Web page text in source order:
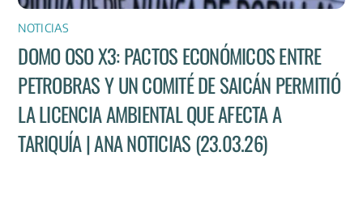
NOTICIAS
DOMO OSO X3: PACTOS ECONÓMICOS ENTRE
PETROBRAS Y UN COMITÉ DE SAICÁN PERMITIÓ
LA LICENCIA AMBIENTAL QUE AFECTA A
TARIQUÍA | ANA NOTICIAS (23.03.26)